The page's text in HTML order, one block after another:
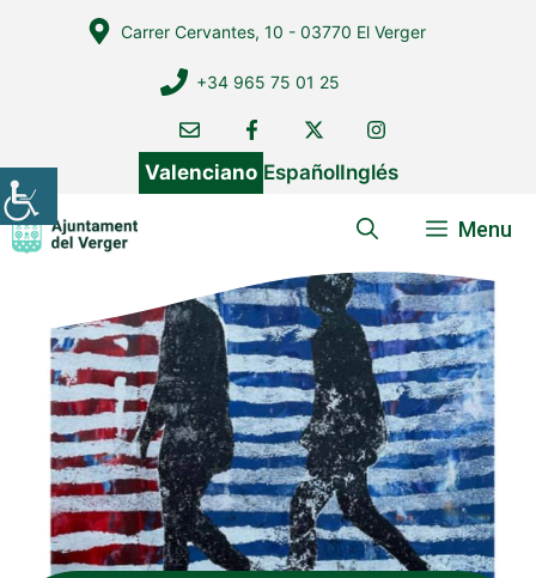
Carrer Cervantes, 10 - 03770 El Verger
+34 965 75 01 25
Valenciano EspañolInglés
Menu